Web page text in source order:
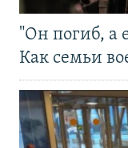
"Он погиб, а
Как семьи